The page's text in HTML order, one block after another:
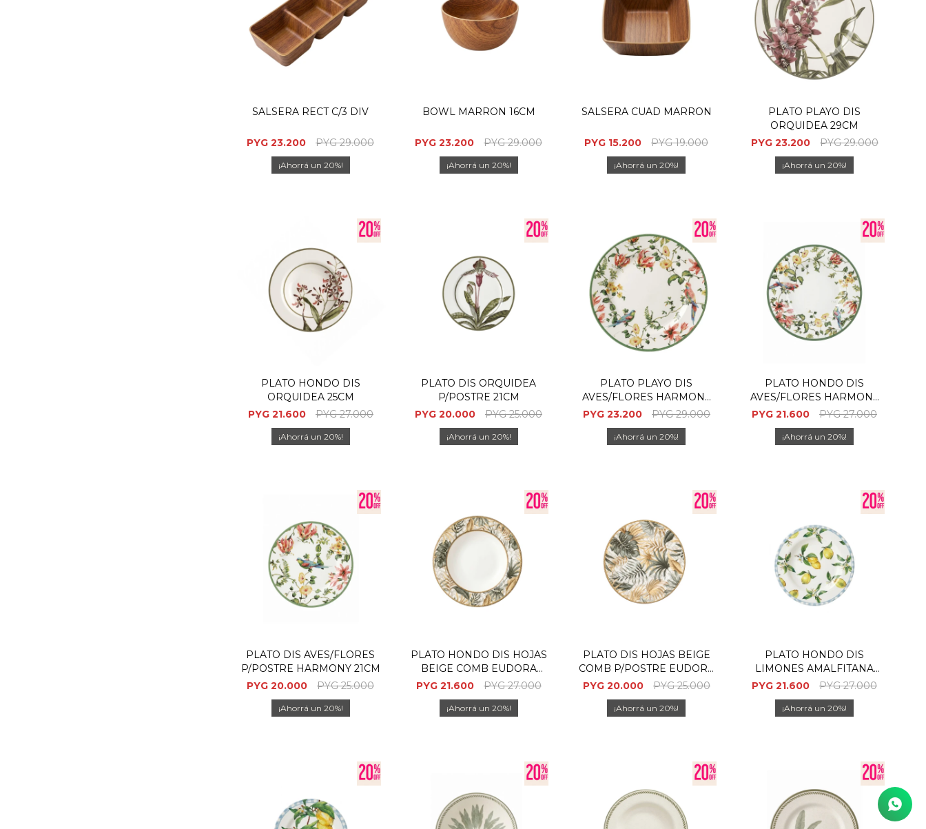
SALSERA RECT C/3 DIV
PYG 23.200 PYG 29.000
20
BOWL MARRON 16CM
PYG 23.200 PYG 29.000
20
SALSERA CUAD MARRON
PYG 15.200 PYG 19.000
20
PLATO PLAYO DIS
ORQUIDEA 29CM
PYG 23.200 PYG 29.000
20
PLATO HONDO DIS
ORQUIDEA 25CM
PYG 21.600 PYG 27.000
20
PLATO DIS ORQUIDEA
P/POSTRE 21CM
PYG 20.000 PYG 25.000
20
PLATO PLAYO DIS
AVES/FLORES HARMONY
29CM
PYG 23.200 PYG 29.000
20
PLATO HONDO DIS
AVES/FLORES HARMONY
25CM
PYG 21.600 PYG 27.000
20
PLATO DIS AVES/FLORES
P/POSTRE HARMONY 21CM
PYG 20.000 PYG 25.000
20
PLATO HONDO DIS HOJAS
BEIGE COMB EUDORA
25CM
PYG 21.600 PYG 27.000
20
PLATO DIS HOJAS BEIGE
COMB P/POSTRE EUDORA
21CM
PYG 20.000 PYG 25.000
20
PLATO HONDO DIS
LIMONES AMALFITANA
25CM
PYG 21.600 PYG 27.000
20